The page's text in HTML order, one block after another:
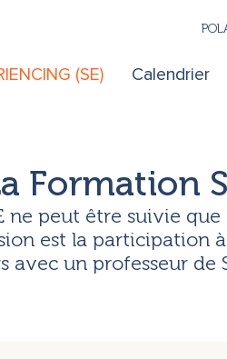
(SE) Calendrier
Formation
ne peut être suivie que
est la participation
avec un professeur de